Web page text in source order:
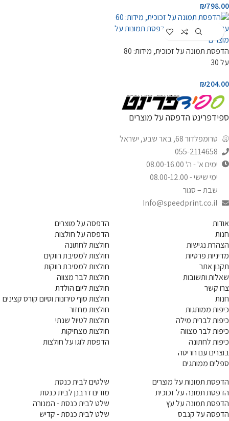
₪798.00
Customize
הדפסת תמונה על זכוכית, מידות: 80
על 30
₪204.00
ספידפרינט הדפסה על מוצרים
טרומפלדור 68, באר שבע, ישראל
055-2114658
ימים א' - ה' 08.00-16.00
ימי שישי - 08.00-12.00
שבת – סגור
Info@speedprint.co.il
אודות
חנות
הצהרת נגישות
מדיניות פרטיות
תקנון אתר
שאלות ותשובות
צרו קשר
חנות
כיפות ממותגות
כיפות לברית מילה
כיפות לבר מצווה
כיפות לחתונה
בוצרים עם חריטה
ספלים ממותגים
הדפסה על מוצרים
הדפסה על חולצות
חולצות לחתונה
חולצות למסיבת רווקים
חולצות למסיבת רווקות
חולצות לבר מצווה
חולצות ליום הולדת
חולצות סוף טירונות וסיום קורס קצינים
חולצות מחזור
חולצות לטיול שנתי
חולצות מצחיקות
הדפסת לוגו על חולצות
הדפסת תמונות על מוצרים
הדפסת תמונה על זכוכית
הדפסת תמונה על עץ
הדפסה על קנבס
שלטים לבית כנסת
מודים דרבנן לבית כנסת
שלט לבית כנסת - המנורה
שלט לבית כנסת - קדיש